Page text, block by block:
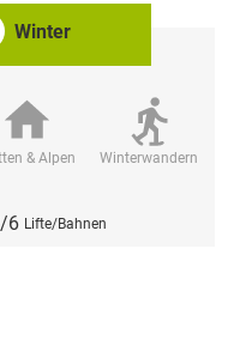
Winter
& Alpen Winterwandern
/6 Lifte/Bahnen